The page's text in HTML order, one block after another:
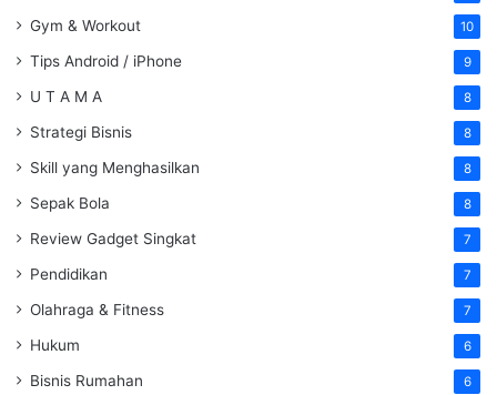
Gym & Workout 10
Tips Android / iPhone 9
U T A M A 8
Strategi Bisnis 8
Skill yang Menghasilkan 8
Sepak Bola 8
Review Gadget Singkat 7
Pendidikan 7
Olahraga & Fitness 7
Hukum 6
Bisnis Rumahan 6